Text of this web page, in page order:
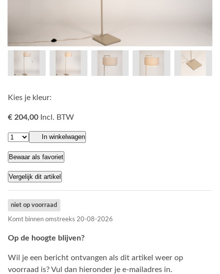
Kies je kleur:
€ 204,00 Incl. BTW
In winkelwagen
Bewaar als favoriet
Vergelijk dit artikel
niet op voorraad
Komt binnen omstreeks 20-08-2026
Op de hoogte blijven?
Wil je een bericht ontvangen als dit artikel weer op
voorraad is? Vul dan hieronder je e-mailadres in.